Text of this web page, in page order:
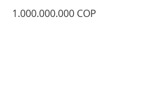
1.000.000.000 COP